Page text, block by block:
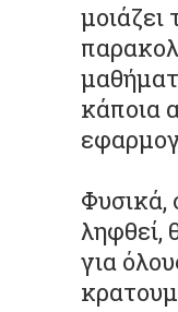
μοιάζει
κάποια
Φυσικά,
ληφθεί,
για